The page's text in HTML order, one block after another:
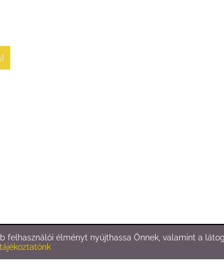
tájékoztató lImpresszum
élményt nyújthassa Önnek, valamint a